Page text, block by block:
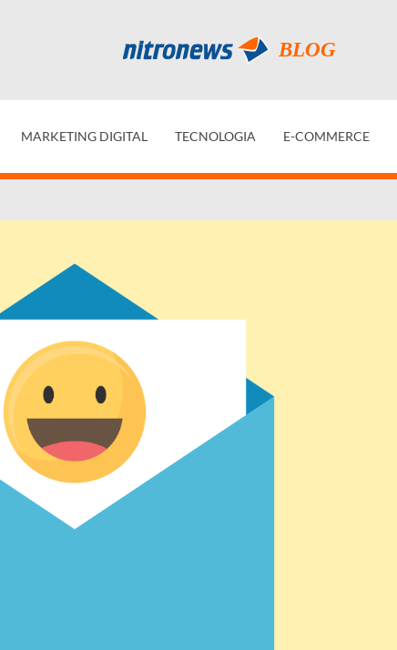
MARKETING DIGITAL TECNOLOGIA E-COMMERCE